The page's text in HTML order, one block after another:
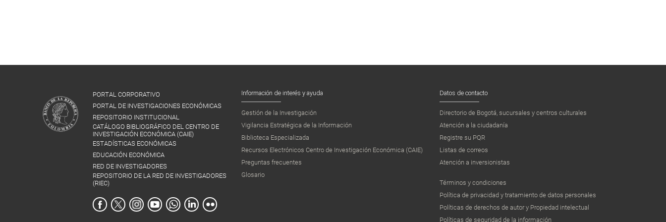
PORTAL CORPORATIVO
PORTAL DE INVESTIGACIONES ECONÓMICAS
REPOSITORIO INSTITUCIONAL
CATÁLOGO BIBLIOGRÁFICO DEL CENTRO DE
INVESTIGACIÓN ECONÓMICA (CAIE)
ESTADÍSTICAS ECONÓMICAS
EDUCACIÓN ECONÓMICA
RED DE INVESTIGADORES
REPOSITORIO DE LA RED DE INVESTIGADORES
(RIEC)
Información de interés y ayuda
Gestión de la Investigación
Vigilancia Estratégica de la Información
Biblioteca Especializada
Recursos Electrónicos Centro de Investigación Económica (CAIE)
Preguntas frecuentes
Glosario
Datos de contacto
Directorio de Bogotá, sucursales y centros culturales
Atención a la ciudadanía
Registre su PQR
Listas de correos
Atención a inversionistas
Términos y condiciones
Política de privacidad y tratamiento de datos personales
Políticas de derechos de autor y Propiedad intelectual
Políticas de seguridad de la información